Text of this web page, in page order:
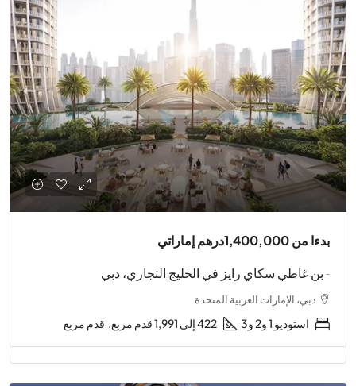
بدءا من1,400,000درهم إماراتي
- بن غاطي سكاي رايز في الخليج التجاري، دبي
دبي، الإمارات العربية المتحدة
استوديو 1 و2 و3 422 إلى 1,991 قدم مربع. قدم مربع